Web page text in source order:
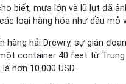
biết, mưa lớn và lũ lụt đã
loại hàng hóa như dầu mỏ
hàng hải Drewry, sự gián
container 40 feet từ
hơn 10.000 USD.